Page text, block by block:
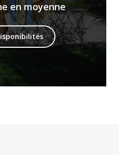
en moyenne